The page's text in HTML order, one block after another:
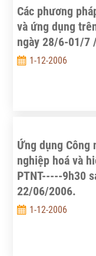
Các phương
và ứng dụng
ngày 28/6-01/7
1-12-2006
Ứng dụng Công
nghiệp hoá và
PTNT-----9h30
22/06/2006.
1-12-2006